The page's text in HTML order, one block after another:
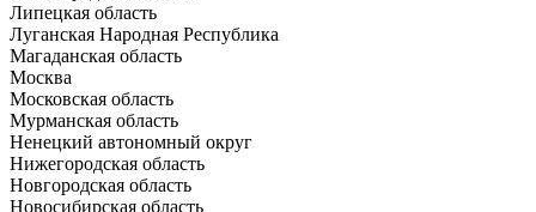
Липецкая область
Луганская Народная Республика
Магаданская область
Москва
Московская область
Мурманская область
Ненецкий автономный округ
Нижегородская область
Новгородская область
Новосибирская область